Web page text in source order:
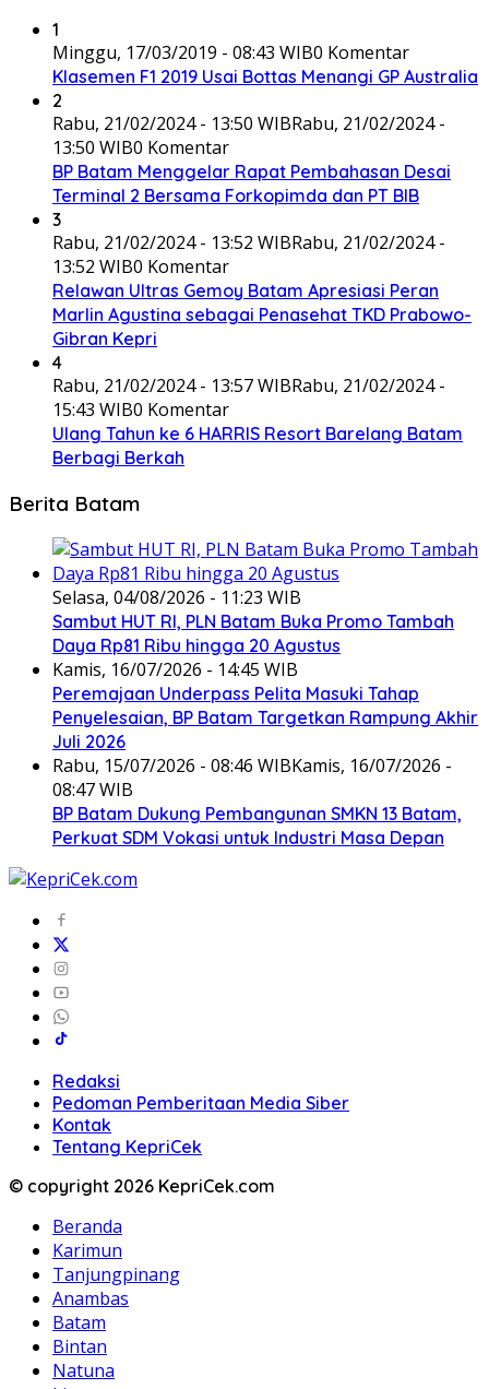
1
Minggu, 17/03/2019 - 08:43 WIB0 Komentar
Klasemen F1 2019 Usai Bottas Menangi GP Australia
2
Rabu, 21/02/2024 - 13:50 WIBRabu, 21/02/2024 -
13:50 WIB0 Komentar
BP Batam Menggelar Rapat Pembahasan Desai
Terminal 2 Bersama Forkopimda dan PT BIB
3
Rabu, 21/02/2024 - 13:52 WIBRabu, 21/02/2024 -
13:52 WIB0 Komentar
Relawan Ultras Gemoy Batam Apresiasi Peran
Marlin Agustina sebagai Penasehat TKD Prabowo-
Gibran Kepri
4
Rabu, 21/02/2024 - 13:57 WIBRabu, 21/02/2024 -
15:43 WIB0 Komentar
Ulang Tahun ke 6 HARRIS Resort Barelang Batam
Berbagi Berkah
Berita Batam
Selasa, 04/08/2026 - 11:23 WIB
Sambut HUT RI, PLN Batam Buka Promo Tambah
Daya Rp81 Ribu hingga 20 Agustus
Kamis, 16/07/2026 - 14:45 WIB
Peremajaan Underpass Pelita Masuki Tahap
Penyelesaian, BP Batam Targetkan Rampung Akhir
Juli 2026
Rabu, 15/07/2026 - 08:46 WIBKamis, 16/07/2026 -
08:47 WIB
BP Batam Dukung Pembangunan SMKN 13 Batam,
Perkuat SDM Vokasi untuk Industri Masa Depan
Redaksi
Pedoman Pemberitaan Media Siber
Kontak
Tentang KepriCek
© copyright 2026 KepriCek.com
Beranda
Karimun
Tanjungpinang
Anambas
Batam
Bintan
Natuna